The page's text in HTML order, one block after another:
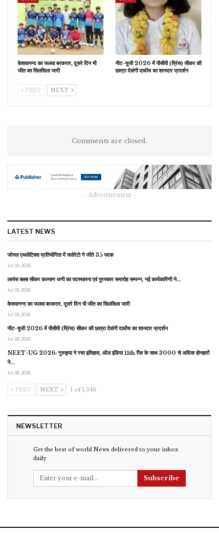
केशवानन्द का जलवा बरकरार, दूसरे दिन भी
जीत का सिलसिला जारी
नीट-यूजी 2026 में पीसीपी (प्रिंस) सीकर की
छात्रा देवांगी दाधीच का शानदार प्रदर्शन
PREV NEXT
Comments are closed.
- Advertisement -
LATEST NEWS
जोनल एथलेटिक्स प्रतियोगिता में फ्लोरेटो ने जीते 35 पदक
Jul 19, 2026
लायंस क्लब सीकर कल्याण धणी का पदस्थापना एवं पुरस्कार समारोह सम्पन्न, नई कार्यकारिणी ने…
Jul 19, 2026
केशवानन्द का जलवा बरकरार, दूसरे दिन भी जीत का सिलसिला जारी
Jul 19, 2026
नीट-यूजी 2026 में पीसीपी (प्रिंस) सीकर की छात्रा देवांगी दाधीच का शानदार प्रदर्शन
Jul 18, 2026
NEET-UG 2026: गुरुकृपा ने रचा इतिहास, ऑल इंडिया 11th रैंक के साथ 3000 से अधिक होनहारों
ने…
Jul 18, 2026
PREV NEXT 1 of 1,346
NEWSLETTER
Get the best of world News delivered to your inbox
daily
Subscribe